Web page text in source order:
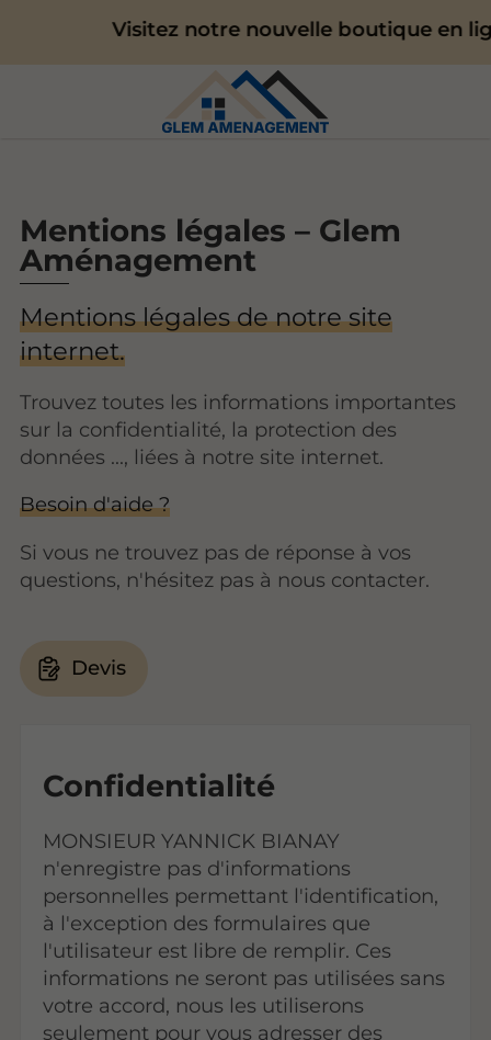
Visitez notre nouvelle boutique en
Mentions légales – Glem
Aménagement
Mentions légales de notre site
internet.
Trouvez toutes les informations importantes
sur la confidentialité, la protection des
données ..., liées à notre site internet.
Besoin d'aide ?
Si vous ne trouvez pas de réponse à vos
questions, n'hésitez pas à nous contacter.
Devis
Confidentialité
MONSIEUR YANNICK BIANAY
n'enregistre pas d'informations
personnelles permettant l'identification,
à l'exception des formulaires que
l'utilisateur est libre de remplir. Ces
informations ne seront pas utilisées sans
votre accord, nous les utiliserons
seulement pour vous adresser des